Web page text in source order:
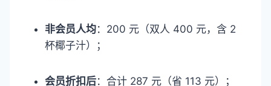
非会员人均：200 元（双人 400 元，含 2
杯椰子汁）；​
会员折扣后：合计 287 元（省 113 元）；​